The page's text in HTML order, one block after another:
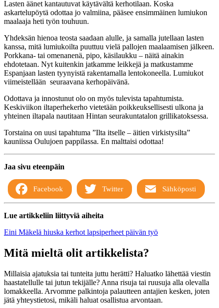
Lasten äänet kantautuvat käytävältä kerhotilaan. Koska
askartelupöytä odottaa jo valmiina, pääsee ensimmäinen lumiukon
maalaaja heti työn touhuun.
Yhdeksän hienoa teosta saadaan alulle, ja samalla jutellaan lasten
kanssa, mitä lumiukoilta puuttuu vielä pallojen maalaamisen jälkeen.
Porkkana- tai omenanenä, pipo, käsilaukku – näitä ainakin
ehdotetaan. Nyt kuitenkin jatkamme leikkejä ja matkustamme
Espanjaan lasten tyynyistä rakentamalla lentokoneella. Lumiukot
viimeistellään seuraavana kerhopäivänä.
Odottava ja innostunut olo on myös tulevista tapahtumista.
Keskiviikon iltaperhekerho vietetään poikkeuksellisesti ulkona ja
yhteinen iltapala nautitaan Hintan seurakuntatalon grillikatoksessa.
Torstaina on uusi tapahtuma ”Ilta itselle – äitien virkistysilta”
kauniissa Oulujoen pappilassa. En malttaisi odottaa!
Jaa sivu eteenpäin
Facebook Twitter Sähköposti
Lue artikkeliin liittyviä aiheita
Eini Mäkelä hiuska kerhot lapsiperheet päivän työ
Mitä mieltä olit artikkelista?
Millaisia ajatuksia tai tunteita juttu herätti? Haluatko lähettää viestin
haastatellulle tai jutun tekijälle? Anna risuja tai ruusuja alla olevalla
lomakkeella. Arvomme palkintoja palautteen antajien kesken, joten
jätä yhteystietosi, mikäli haluat osallistua arvontaan.